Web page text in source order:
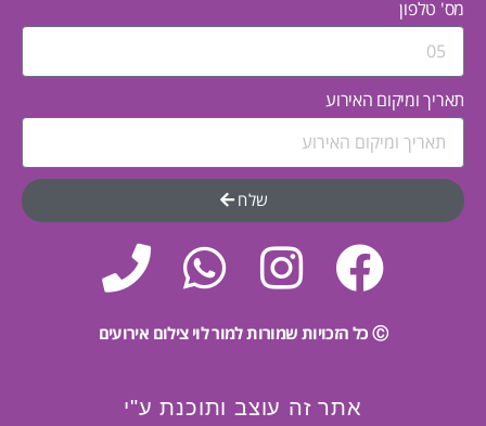
מס' טלפון
תאריך ומיקום האירוע
שלח
Ⓒ כל הזכויות שמורות למור לוי צילום אירועים
אתר זה עוצב ותוכנת ע"י